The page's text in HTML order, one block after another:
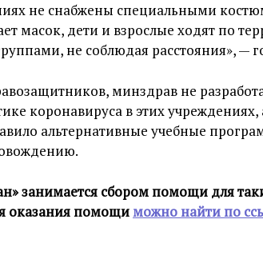
не снабжены специальными
масок, дети и взрослые ходят по
не соблюдая расстояния», —
минздрав не
коронавируса в этих учреждениях,
альтернативные учебные
занимается сбором помощи для
оказания помощиможно найти по